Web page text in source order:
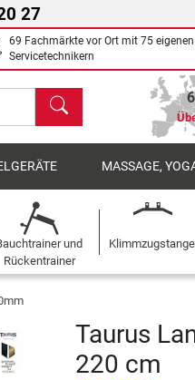
27
69 Fachmärkte vor Ort mit 75 eigenen
Servicetechnikern
Suchen
MASSAGE,
und
Rückentrainer
Klimmzugstange
Taurus
220 cm